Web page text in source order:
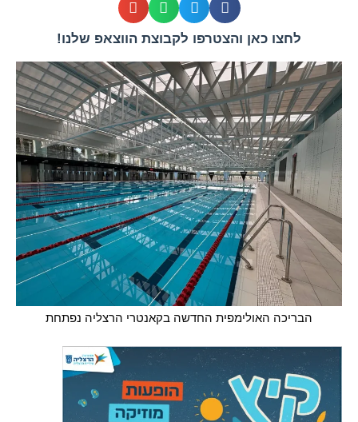
לחצו כאן והצטרפו לקבוצת הווצאפ שלנו!
הבריכה האולימפית החדשה בקאנטרי הרצליה נפתחת